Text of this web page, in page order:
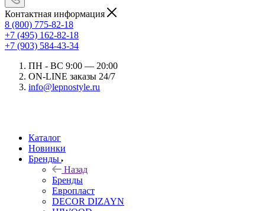
Контактная информация
8 (800) 775-82-18
+7 (495) 162-82-18
+7 (903) 584-43-34
ПН - ВС 9:00 — 20:00
ON-LINE заказы 24/7
info@lepnostyle.ru
Каталог
Новинки
Бренды
Назад
Бренды
Европласт
DECOR DIZAYN